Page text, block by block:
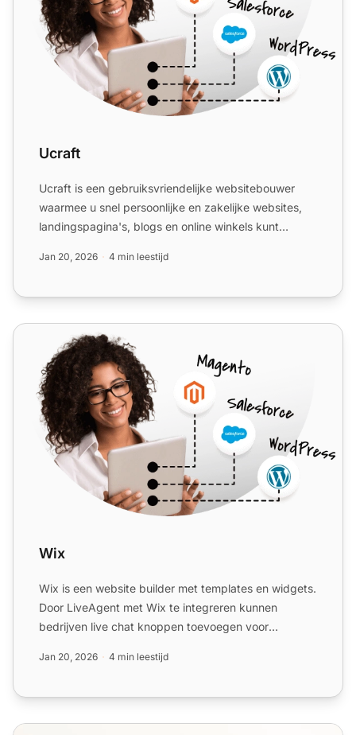
Ucraft
Ucraft is een gebruiksvriendelijke websitebouwer
waarmee u snel persoonlijke en zakelijke websites,
landingspagina's, blogs en online winkels kunt
Jan 20, 2026 4 min leestijd
Wix
Wix
Wix is een website builder met templates en widgets.
Door LiveAgent met Wix te integreren kunnen
bedrijven live chat knoppen toevoegen voor
Jan 20, 2026 4 min leestijd